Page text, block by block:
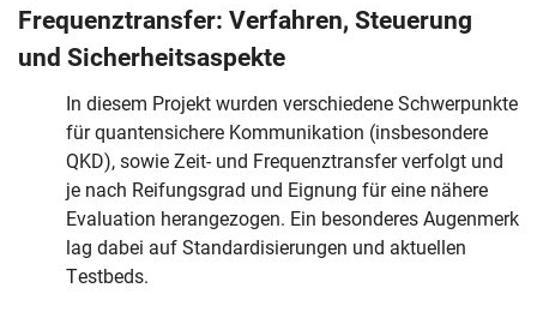
Frequenztransfer: Verfahren, Steuerung
und Sicherheitsaspekte
In diesem Projekt wurden verschiedene Schwerpunkte
für quantensichere Kommunikation (insbesondere
QKD), sowie Zeit- und Frequenztransfer verfolgt und
je nach Reifungsgrad und Eignung für eine nähere
Evaluation herangezogen. Ein besonderes Augenmerk
lag dabei auf Standardisierungen und aktuellen
Testbeds.